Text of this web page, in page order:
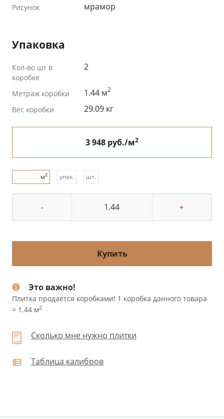
Рисунок мрамор
Упаковка
Кол-во шт в
коробке
2
Метраж коробки 1.44 м2
Вес коробки 29.09 кг
3 948 руб./м2
м2 упак. шт.
- +
Купить
Это важно!
Плитка продается коробками! 1 коробка данного товара
= 1.44 м2
Сколько мне нужно плитки
Таблица калибров